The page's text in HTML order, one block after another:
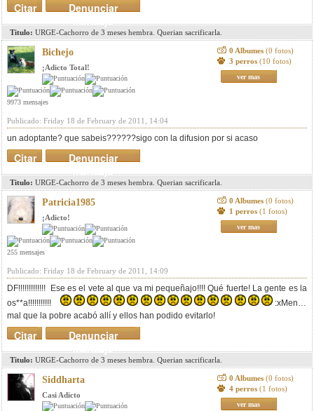
Denunciar
mensaje
Citar
Titulo: URGE-Cachorro de 3 meses hembra. Querian sacrificarla.
Bichejo
¡Adicto Total!
9973 mensajes
0 Albumes (0 fotos)
3 perros (10 fotos)
ver mas
Publicado: Friday 18 de February de 2011, 14:04
un adoptante? que sabeis??????sigo con la difusion por si acaso
Denunciar
mensaje
Citar
Titulo: URGE-Cachorro de 3 meses hembra. Querian sacrificarla.
Patricia1985
¡Adicto!
255 mensajes
0 Albumes (0 fotos)
1 perros (1 fotos)
ver mas
Publicado: Friday 18 de February de 2011, 14:09
DF!!!!!!!!!!!!! Ese es el vete al que va mi pequeñajo!!!! Qué fuerte! La gente es la
os**a!!!!!!!!!!!
:xMenos
mal que la pobre acabó allí y ellos han podido evitarlo!
Denunciar
mensaje
Citar
Titulo: URGE-Cachorro de 3 meses hembra. Querian sacrificarla.
Siddharta
Casi Adicto
0 Albumes (0 fotos)
4 perros (1 fotos)
ver mas